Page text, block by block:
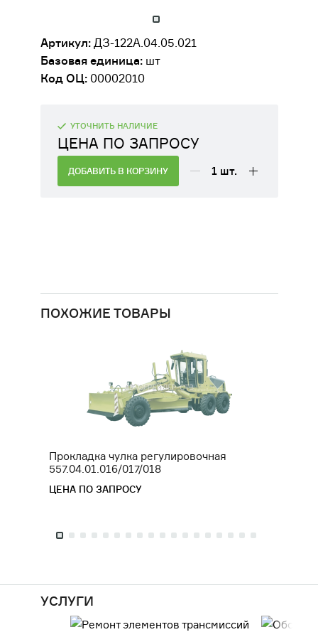
ОБОРУДОВАНИЕ ДЛЯ КАБИН
МАШИНИСТОВ
ОБОРУДОВАНИЕ
Артикул:ДЗ-122А.04.05.021
Базовая единица:шт
Код ОЦ:00002010
УТОЧНИТЬ НАЛИЧИЕ
ЦЕНА ПО ЗАПРОСУ
ДОБАВИТЬ В КОРЗИНУ 1 шт.
ПОХОЖИЕ ТОВАРЫ
Прокладка чулка регулировочная
557.04.01.016/017/018
ЦЕНА ПО ЗАПРОСУ
УСЛУГИ